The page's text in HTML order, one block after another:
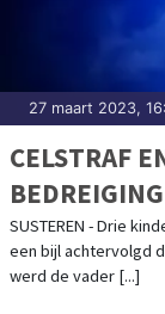
27 maart 2023,
CELSTRAF
BIJL
SUSTEREN - Drie
een bijl achtervolgd
werd de vader [...]